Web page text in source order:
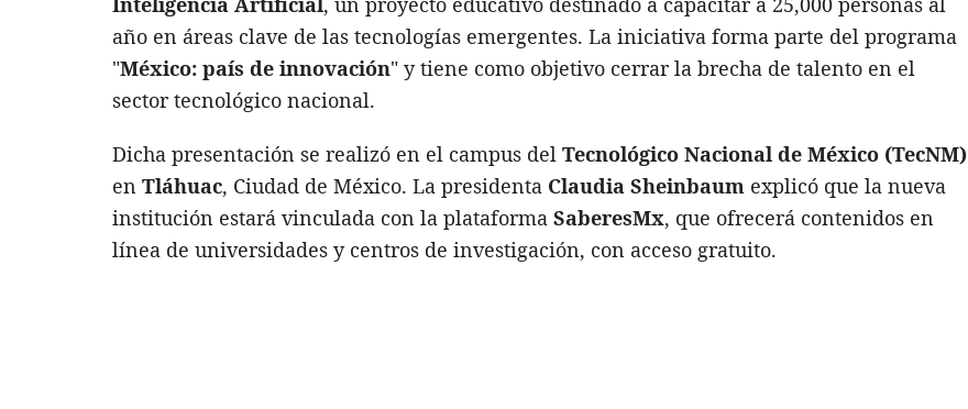
año en áreas clave de las tecnologías emergentes. La iniciativa forma parte del programa
"México: país de innovación" y tiene como objetivo cerrar la brecha de talento en el
sector tecnológico nacional.
Dicha presentación se realizó en el campus del Tecnológico Nacional de México (TecNM)
en Tláhuac, Ciudad de México. La presidenta Claudia Sheinbaum explicó que la nueva
institución estará vinculada con la plataforma SaberesMx, que ofrecerá contenidos en
línea de universidades y centros de investigación, con acceso gratuito.